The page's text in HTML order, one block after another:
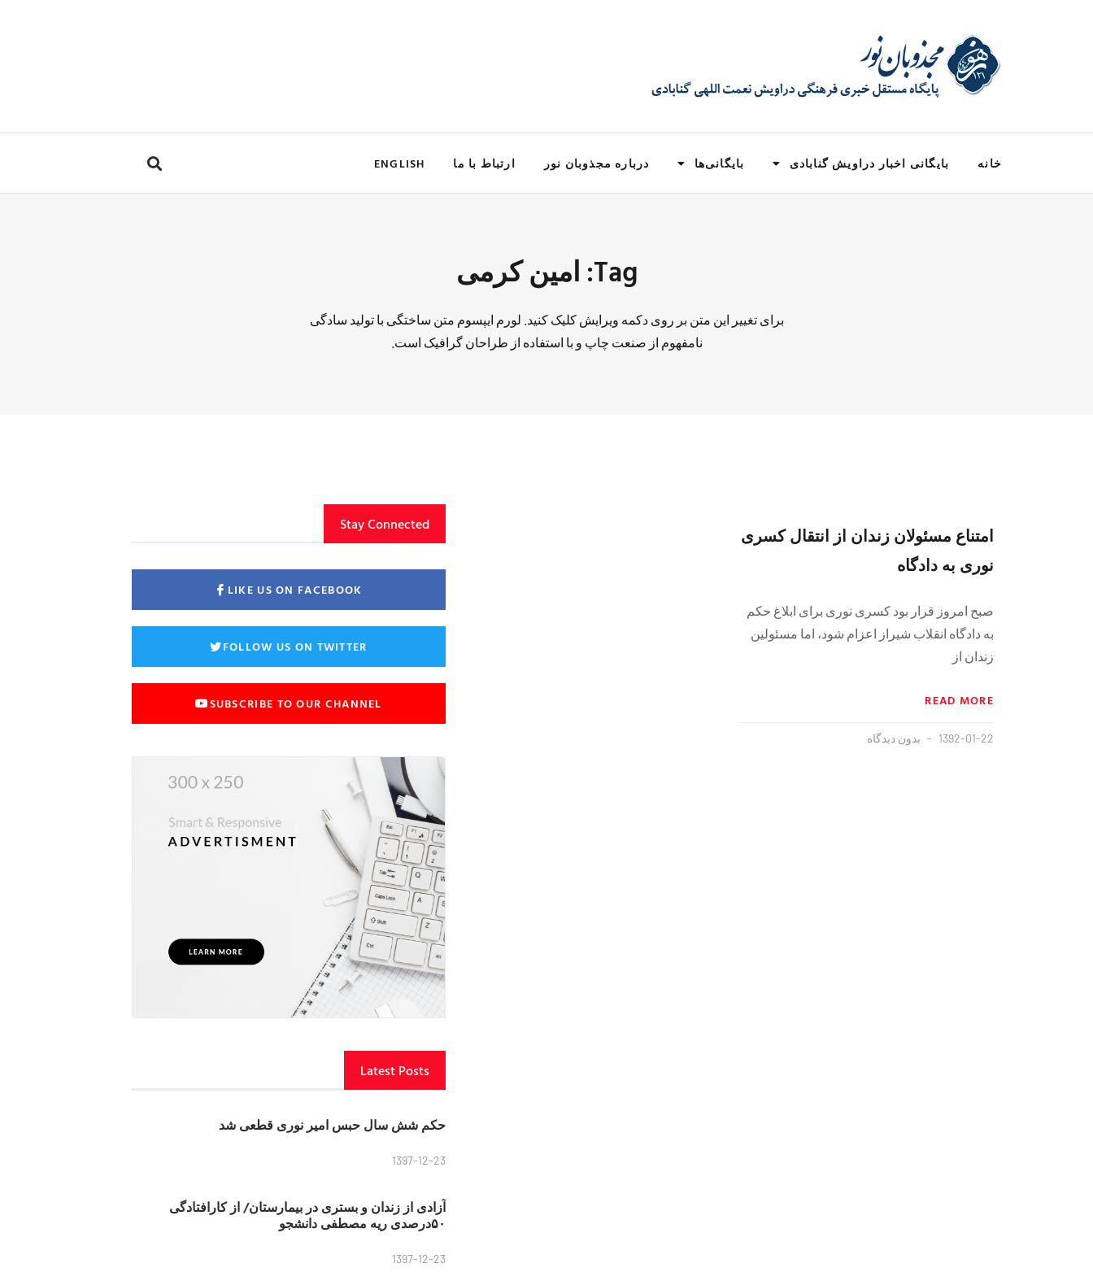
خانه بایگانی اخبار دراویش گنابادی بایگانی‌ها درباره مجذوبان نور ارتباط با ما ENGLISH
Tag: امین کرمی
برای تغییر این متن بر روی دکمه ویرایش کلیک کنید. لورم ایپسوم متن ساختگی با تولید سادگی
نامفهوم از صنعت چاپ و با استفاده از طراحان گرافیک است.
امتناع مسئولان زندان از انتقال کسری
نوری به دادگاه
صبح امروز قرار بود کسری نوری برای ابلاغ حکم
به دادگاه انقلاب شیراز اعزام شود، اما مسئولین
زندان از
READ MORE
1392-01-22 بدون دیدگاه
Stay Connected
LIKE US ON FACEBOOK
FOLLOW US ON TWITTER
SUBSCRIBE TO OUR CHANNEL
Latest Posts
حکم شش سال حبس امیر نوری قطعی شد
1397-12-23
آزادی از زندان و بستری در بیمارستان/ از کارافتادگی
۵۰درصدی ریه مصطفی دانشجو
1397-12-23